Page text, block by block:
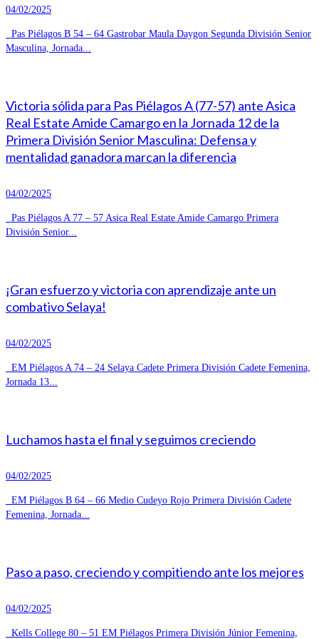
04/02/2025
Pas Piélagos B 54 – 64 Gastrobar Maula Daygon Segunda División Senior
Masculina, Jornada...
Victoria sólida para Pas Piélagos A (77-57) ante Asica
Real Estate Amide Camargo en la Jornada 12 de la
Primera División Senior Masculina: Defensa y
mentalidad ganadora marcan la diferencia
04/02/2025
Pas Piélagos A 77 – 57 Asica Real Estate Amide Camargo Primera
División Senior...
¡Gran esfuerzo y victoria con aprendizaje ante un
combativo Selaya!
04/02/2025
EM Piélagos A 74 – 24 Selaya Cadete Primera División Cadete Femenina,
Jornada 13...
Luchamos hasta el final y seguimos creciendo
04/02/2025
EM Piélagos B 64 – 66 Medio Cudeyo Rojo Primera División Cadete
Femenina, Jornada...
Paso a paso, creciendo y compitiendo ante los mejores
04/02/2025
Kells College 80 – 51 EM Piélagos Primera División Júnior Femenina,